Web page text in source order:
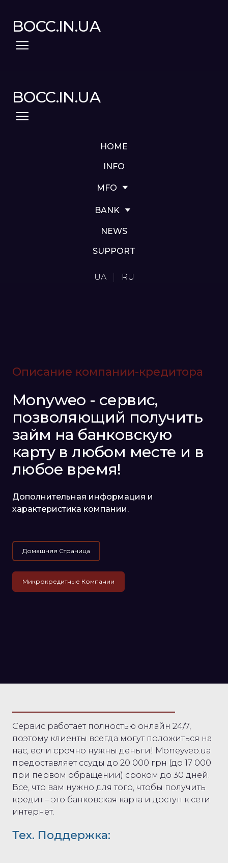
BOCC.IN.UA
BOCC.IN.UA
HOME
INFO
MFO
BANK
NEWS
SUPPORT
UA RU
Описание компании-кредитора
Monyweo - сервис,
позволяющий получить
займ на банковскую
карту в любом месте и в
любое время!
Дополнительная информация и
характеристика компании.
Домашняя Страница
Микрокредитные Компании
Сервис работает полностью онлайн 24/7,
поэтому клиенты всегда могут положиться на
нас, если срочно нужны деньги! Moneyveo.ua
предоставляет ссуды до 20 000 грн (до 17 000
при первом обращении) сроком до 30 дней.
Все, что вам нужно для того, чтобы получить
кредит – это банковская карта и доступ к сети
интернет.
Тех. Поддержка: